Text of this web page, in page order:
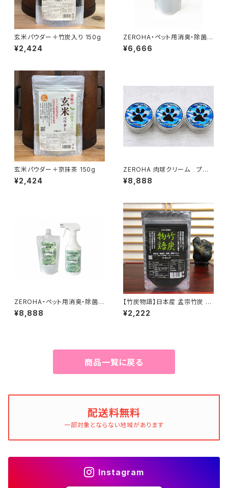
玄米パウダー＋竹炭入り 150g
¥2,424
ZEROHA・ペット用消臭・除菌ス
プレー クスノキタイプ 詰め替
え用 約1L
¥6,666
玄米パウダー＋京抹茶 150g
¥2,424
ZEROHA 肉球クリーム プレ
ーン(無香料)タイプ 犬猫用
約33g×3個セット
¥8,888
ZEROHA・ペット用消臭・除菌ス
プレー クスノキタイプ 本体約
520mlと詰め替え約1ℓセット
¥8,888
【竹炭物語】日本産 孟宗竹炭 竹
炭パウダー 52g
¥2,222
商品一覧に戻る
配送料無料
一部対象とならない地域があります
Instagram